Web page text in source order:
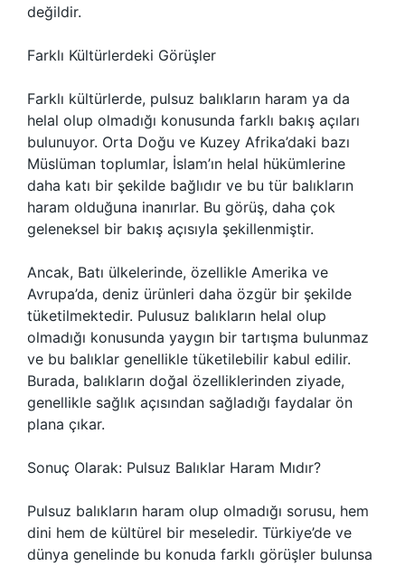
değildir.
Farklı Kültürlerdeki Görüşler
Farklı kültürlerde, pulsuz balıkların haram ya da
helal olup olmadığı konusunda farklı bakış açıları
bulunuyor. Orta Doğu ve Kuzey Afrika’daki bazı
Müslüman toplumlar, İslam’ın helal hükümlerine
daha katı bir şekilde bağlıdır ve bu tür balıkların
haram olduğuna inanırlar. Bu görüş, daha çok
geleneksel bir bakış açısıyla şekillenmiştir.
Ancak, Batı ülkelerinde, özellikle Amerika ve
Avrupa’da, deniz ürünleri daha özgür bir şekilde
tüketilmektedir. Pulusuz balıkların helal olup
olmadığı konusunda yaygın bir tartışma bulunmaz
ve bu balıklar genellikle tüketilebilir kabul edilir.
Burada, balıkların doğal özelliklerinden ziyade,
genellikle sağlık açısından sağladığı faydalar ön
plana çıkar.
Sonuç Olarak: Pulsuz Balıklar Haram Mıdır?
Pulsuz balıkların haram olup olmadığı sorusu, hem
dini hem de kültürel bir meseledir. Türkiye’de ve
dünya genelinde bu konuda farklı görüşler bulunsa